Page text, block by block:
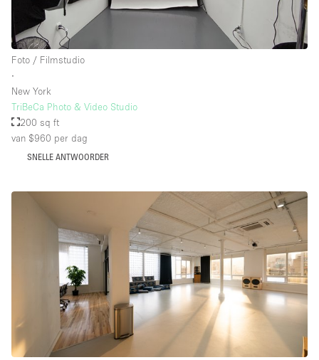
Foto / Filmstudio
∙
New York
TriBeCa Photo & Video Studio
200 sq ft
van $960 per dag
SNELLE ANTWOORDER